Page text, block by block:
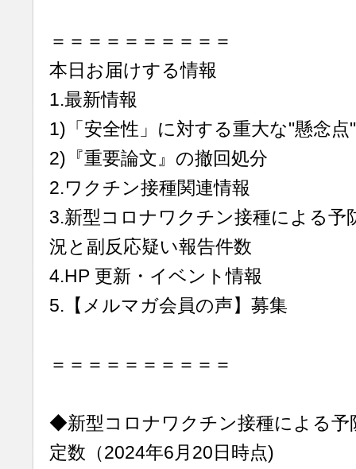
＝＝＝＝＝＝＝＝＝＝
本日お届けする情報
1.最新情報
1)「安全性」に対する重大な"懸念点"
2)『重要論文』の撤回処分
2.ワクチン接種関連情報
3.新型コロナワクチン接種による予
況と副反応疑い報告件数
4.HP 更新・イベント情報
5.【メルマガ会員の声】募集
＝＝＝＝＝＝＝＝＝＝
◆新型コロナワクチン接種による予
定数（2024年6月20日時点)